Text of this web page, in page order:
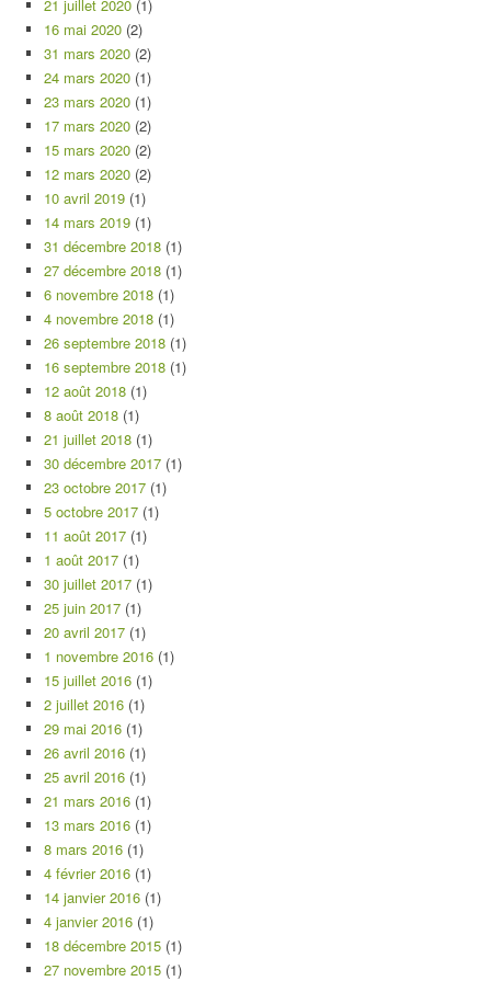
21 juillet 2020 (1)
16 mai 2020 (2)
31 mars 2020 (2)
24 mars 2020 (1)
23 mars 2020 (1)
17 mars 2020 (2)
15 mars 2020 (2)
12 mars 2020 (2)
10 avril 2019 (1)
14 mars 2019 (1)
31 décembre 2018 (1)
27 décembre 2018 (1)
6 novembre 2018 (1)
4 novembre 2018 (1)
26 septembre 2018 (1)
16 septembre 2018 (1)
12 août 2018 (1)
8 août 2018 (1)
21 juillet 2018 (1)
30 décembre 2017 (1)
23 octobre 2017 (1)
5 octobre 2017 (1)
11 août 2017 (1)
1 août 2017 (1)
30 juillet 2017 (1)
25 juin 2017 (1)
20 avril 2017 (1)
1 novembre 2016 (1)
15 juillet 2016 (1)
2 juillet 2016 (1)
29 mai 2016 (1)
26 avril 2016 (1)
25 avril 2016 (1)
21 mars 2016 (1)
13 mars 2016 (1)
8 mars 2016 (1)
4 février 2016 (1)
14 janvier 2016 (1)
4 janvier 2016 (1)
18 décembre 2015 (1)
27 novembre 2015 (1)